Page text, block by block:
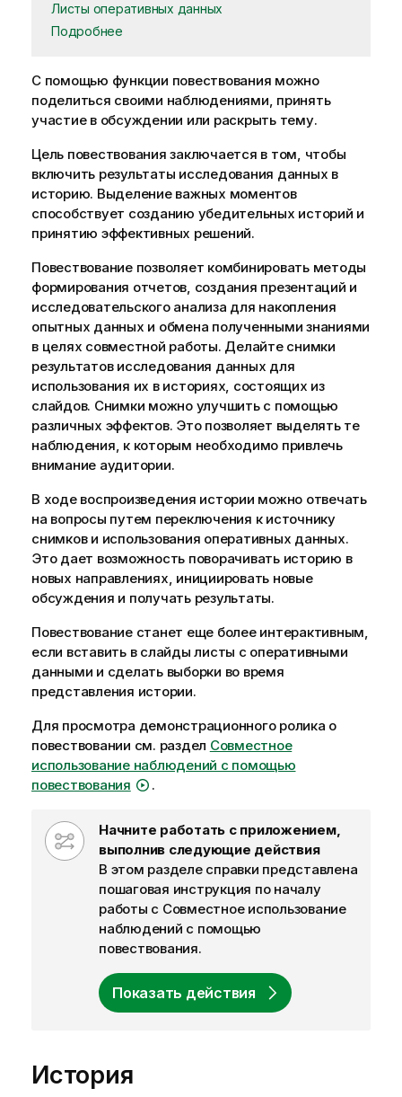
Листы оперативных данных
Подробнее
С помощью функции повествования можно
поделиться своими наблюдениями, принять
участие в обсуждении или раскрыть тему.
Цель повествования заключается в том, чтобы
включить результаты исследования данных в
историю. Выделение важных моментов
способствует созданию убедительных историй и
принятию эффективных решений.
Повествование позволяет комбинировать методы
формирования отчетов, создания презентаций и
исследовательского анализа для накопления
опытных данных и обмена полученными знаниями
в целях совместной работы. Делайте снимки
результатов исследования данных для
использования их в историях, состоящих из
слайдов. Снимки можно улучшить с помощью
различных эффектов. Это позволяет выделять те
наблюдения, к которым необходимо привлечь
внимание аудитории.
В ходе воспроизведения истории можно отвечать
на вопросы путем переключения к источнику
снимков и использования оперативных данных.
Это дает возможность поворачивать историю в
новых направлениях, инициировать новые
обсуждения и получать результаты.
Повествование станет еще более интерактивным,
если вставить в слайдылисты с оперативными
данными и сделать выборки во время
представления истории.
Для просмотра демонстрационного ролика о
повествовании см. раздел Совместное
использование наблюдений с помощью
повествования
.
W
f
-
n
o
t
e
Начните работать с приложением,
выполнив следующие действия
В этом разделе справки представлена
пошаговая инструкция по началу
работы с Совместное использование
наблюдений с помощью
повествования.
Показать действия
История